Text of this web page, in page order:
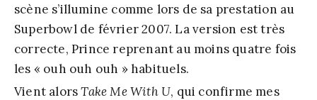
scène s’illumine comme lors de sa prestation au
Superbowl de février 2007. La version est très
correcte, Prince reprenant au moins quatre fois
les « ouh ouh ouh » habituels.
Vient alorsTake Me With U, qui confirme mes